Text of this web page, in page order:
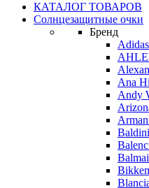
КАТАЛОГ ТОВАРОВ
Солнцезащитные очки
Бренд
Adidas
Ana
Andy